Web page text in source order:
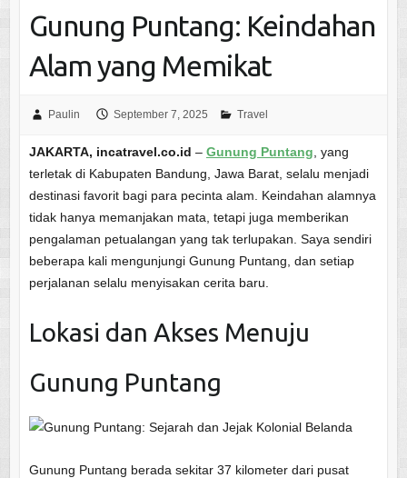
Gunung Puntang: Keindahan
Alam yang Memikat
Paulin September 7, 2025 Travel
JAKARTA, incatravel.co.id – Gunung Puntang , yang
terletak di Kabupaten Bandung, Jawa Barat, selalu menjadi
destinasi favorit bagi para pecinta alam. Keindahan alamnya
tidak hanya memanjakan mata, tetapi juga memberikan
pengalaman petualangan yang tak terlupakan. Saya sendiri
beberapa kali mengunjungi Gunung Puntang, dan setiap
perjalanan selalu menyisakan cerita baru.
Lokasi dan Akses Menuju
Gunung Puntang
Gunung Puntang berada sekitar 37 kilometer dari pusat